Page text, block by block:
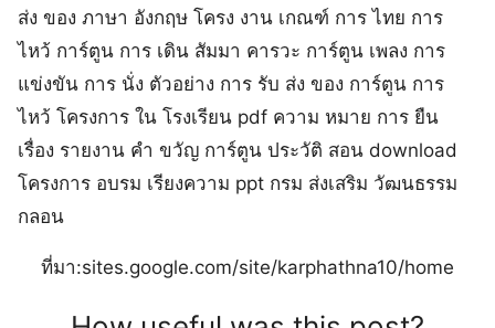
ส่ง ของ ภาษา อังกฤษ โครง งาน เกณฑ์ การ ไทย การ
ไหว้ การ์ตูน การ เดิน สัมมา คารวะ การ์ตูน เพลง การ
แข่งขัน การ นั่ง ตัวอย่าง การ รับ ส่ง ของ การ์ตูน การ
ไหว้ โครงการ ใน โรงเรียน pdf ความ หมาย การ ยืน
เรื่อง รายงาน คํา ขวัญ การ์ตูน ประวัติ สอน download
โครงการ อบรม เรียงความ ppt กรม ส่งเสริม วัฒนธรรม
กลอน
ที่มา:sites.google.com/site/karphathna10/home